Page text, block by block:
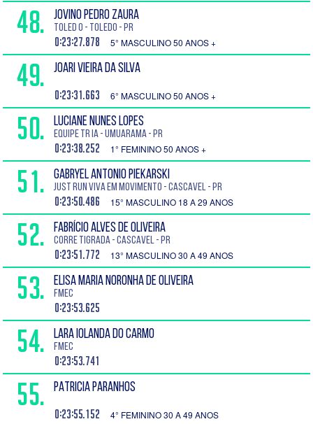
48. JOVINO PEDRO ZAURA
Toled o - Toledo - PR
0:23:27.878 5° MASCULINO 50 ANOS +
49. JOARI VIEIRA DA SILVA
0:23:31.663 6° MASCULINO 50 ANOS +
50. LUCIANE NUNES LOPES
Equipe Tr ia - Umuarama - PR
0:23:38.252 1° FEMININO 50 ANOS +
51. GABRYEL ANTONIO PIEKARSKI
Just Run Viva em movimento - Cascavel - PR
0:23:50.486 15° MASCULINO 18 A 29 ANOS
52. FABRÍCIO ALVES DE OLIVEIRA
Corre Tigrada - Cascavel - PR
0:23:51.772 13° MASCULINO 30 A 49 ANOS
53. ELISA MARIA NORONHA DE OLIVEIRA
FMEC
0:23:53.625
54. LARA IOLANDA DO CARMO
FMEC
0:23:53.741
55. PATRICIA PARANHOS
0:23:55.152 4° FEMININO 30 A 49 ANOS